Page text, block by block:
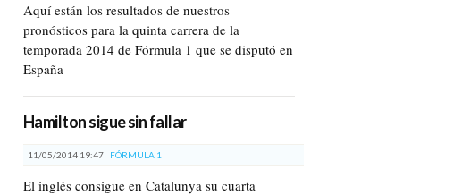
Aquí están los resultados de nuestros
pronósticos para la quinta carrera de la
temporada 2014 de Fórmula 1 que se disputó en
España
Hamilton sigue sin fallar
11/05/2014 19:47 FÓRMULA 1
El inglés consigue en Catalunya su cuarta